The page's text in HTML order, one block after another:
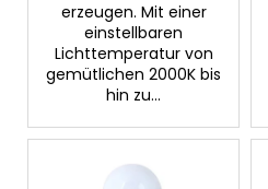
erzeugen. Mit einer
einstellbaren
Lichttemperatur von
gemütlichen 2000K bis
hin zu...